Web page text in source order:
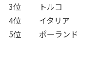
3位
トルコ
4位
イタリア
5位
ポーランド